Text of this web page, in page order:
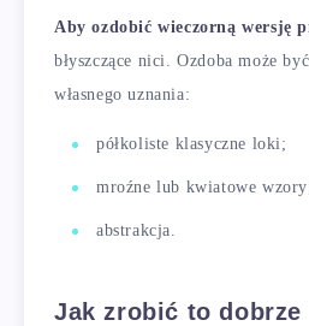
Aby ozdobić wieczorną wersję
błyszczące nici. Ozdoba może
własnego uznania:
półkoliste klasyczne loki;
mroźne lub kwiatowe
abstrakcja.
Jak zrobić to dobrze